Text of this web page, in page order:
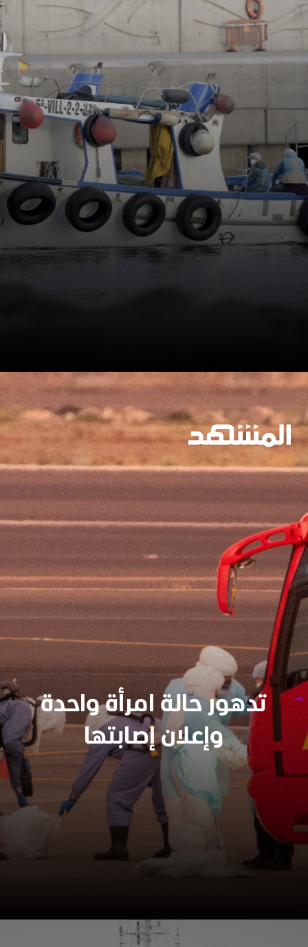
تدهور حالة امرأة واحدة
وإعلان إصابتها
سنجدهــم كلهـم
وسيعاقبون جميعا